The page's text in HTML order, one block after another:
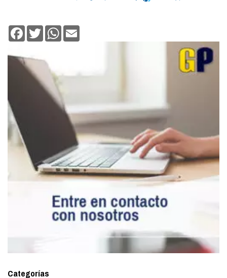
Facebook
TwitterWhatsApp
Categorías